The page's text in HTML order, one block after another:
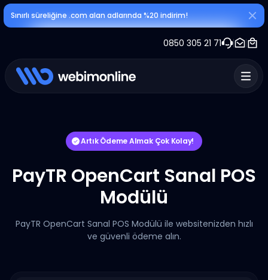
Sınırlı süreliğine .com alan adlarında %20 indirim!
0850 305 21 71
Artık Ödeme Almak Çok Kolay!
PayTR OpenCart Sanal POS
Modülü
PayTR OpenCart Sanal POS Modülü ile websitenizden hızlı
ve güvenli ödeme alın.